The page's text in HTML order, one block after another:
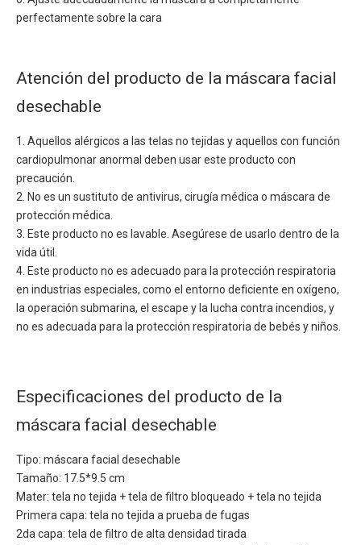
perfectamente sobre la cara
Atención del producto de la máscara facial
desechable
1. Aquellos alérgicos a las telas no tejidas y aquellos con función
cardiopulmonar anormal deben usar este producto con
precaución.
2. No es un sustituto de antivirus, cirugía médica o máscara de
protección médica.
3. Este producto no es lavable. Asegúrese de usarlo dentro de la
vida útil.
4. Este producto no es adecuado para la protección respiratoria
en industrias especiales, como el entorno deficiente en oxígeno,
la operación submarina, el escape y la lucha contra incendios, y
no es adecuada para la protección respiratoria de bebés y niños.
Especificaciones del producto de la
máscara facial desechable
Tipo: máscara facial desechable
Tamaño: 17.5*9.5 cm
Mater: tela no tejida + tela de filtro bloqueado + tela no tejida
Primera capa: tela no tejida a prueba de fugas
2da capa: tela de filtro de alta densidad tirada